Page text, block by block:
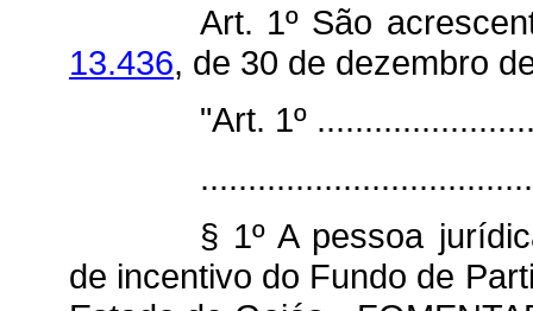
Art. 1º São
13.436, de 30 de dezembro
"Art. 1º
§ 1º A pessoa
de incentivo do Fundo de